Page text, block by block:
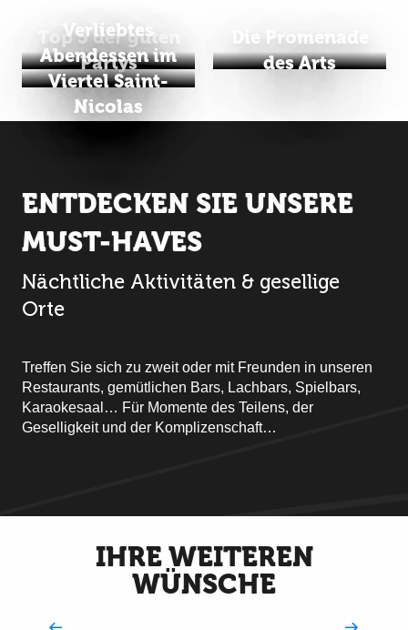
Top 5 der guten
Partys
Die Promenade
des Arts
Verliebtes
Abendessen im
Viertel Saint-
Nicolas
ENTDECKEN SIE UNSERE
MUST-HAVES
Nächtliche Aktivitäten & gesellige
Orte
Treffen Sie sich zu zweit oder mit Freunden in unseren
Restaurants, gemütlichen Bars, Lachbars, Spielbars,
Karaokesaal… Für Momente des Teilens, der
Geselligkeit und der Komplizenschaft…
IHRE WEITEREN
WÜNSCHE
Wanderungen